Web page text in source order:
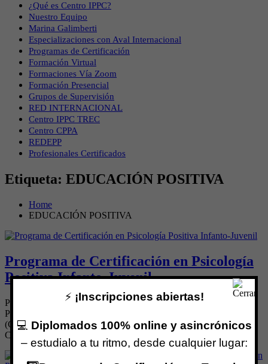
¿Qué es Centro IPPC?
Nuestro Equipo
Marina Galimberti
Especializaciones con Aval Internacional
Programas de Certificación
Formación Virtual
Formaciones Vía Zoom
Formación Presencial
Grupos de Supervisión
RED INTERNACIONAL
Centro IPPC TREC
Centro CPPA
REDEPP
Profesionales Certificados
Etiqueta: EDUCACIÓN POSITIVA
Home
EDUCACIÓN POSITIVA
Programa de Certificación en Psicología
Positiva Infanto-Juvenil
PROGRAMA DE CERTIFICACIÓN EN PSICOLOGÍA
POSITIVA INFANTO-JUVENIL Avalado por Centro IPPC
(Centro Internacional de Formación en Psicología & Psicoterapia
Cognitiva Comportamental) & por REDEPP (Red […]
⚡ ¡Inscripciones abiertas!
💻 Diplomados 100% online y asincrónicos
– estudialo a tu ritmo, desde cualquier lugar: